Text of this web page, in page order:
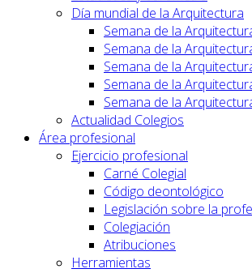
Día mundial de la Arquitectura
Semana de la
Semana de la
Semana de la
Semana de la
Semana de la
Actualidad Colegios
Área profesional
Ejercicio profesional
Carné Colegial
Código deontológico
Legislación sobre la
Colegiación
Atribuciones
Herramientas